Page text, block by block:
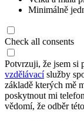
Minimálně
Check all consents
Potvrzuji, že jsem si
vzdělávacíslužby
základě kterých mě
poskytnout mi
vědomí, že odběr